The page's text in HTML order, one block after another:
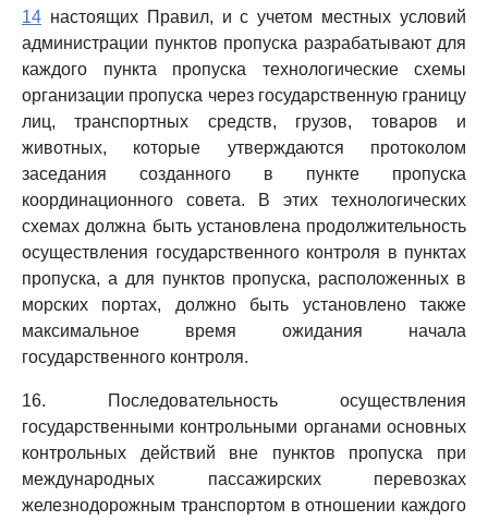
14 настоящих Правил, и с учетом местных условий
администрации пунктов пропуска разрабатывают для
каждого пункта пропуска технологические схемы
организации пропуска через государственную границу
лиц, транспортных средств, грузов, товаров и
животных, которые утверждаются протоколом
заседания созданного в пункте пропуска
координационного совета. В этих технологических
схемах должна быть установлена продолжительность
осуществления государственного контроля в пунктах
пропуска, а для пунктов пропуска, расположенных в
морских портах, должно быть установлено также
максимальное время ожидания начала
государственного контроля.
16. Последовательность осуществления
государственными контрольными органами основных
контрольных действий вне пунктов пропуска при
международных пассажирских перевозках
железнодорожным транспортом в отношении каждого